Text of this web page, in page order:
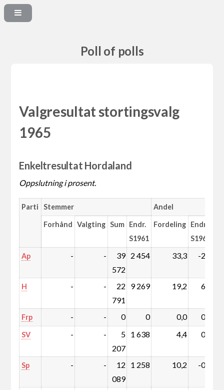
Poll of polls
Valgresultat stortingsvalg
1965
Enkeltresultat Hordaland
Oppslutning i prosent.
Parti Stemmer Andel
Forhånd Valgting Sum Endr.
S1961
Fordeling Endr.
S1961
Ap - -
39
572
2 454 33,3 -2,9
H - -
22
791
9 269 19,2 6,0
Frp - - 0 0 0,0 0,0
SV - -
5
207
1 638 4,4 0,9
Sp - -
12
089
1 258 10,2 -0,4